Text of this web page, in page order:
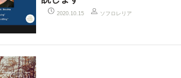
2020.10.15 ソフロレリア